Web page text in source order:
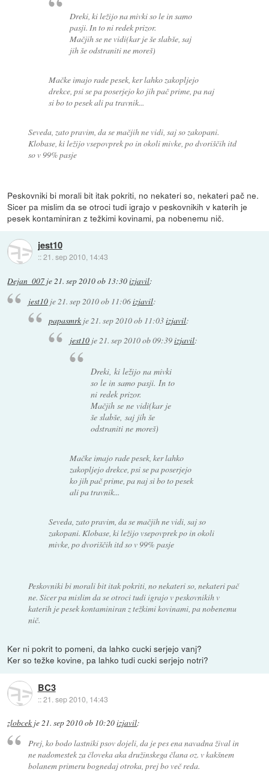
Dreki, ki ležijo na mivki so le in samo
pasji. In to ni redek prizor.
Mačjih se ne vidi(kar je še slabše, saj
jih še odstraniti ne moreš)
Mačke imajo rade pesek, ker lahko zakopljejo
drekce, psi se pa poserjejo ko jih pač prime, pa naj
si bo to pesek ali pa travnik...
Seveda, zato pravim, da se mačjih ne vidi, saj so zakopani.
Klobase, ki ležijo vsepovprek po in okoli mivke, po dvoriščih itd
so v 99% pasje
Peskovniki bi morali bit itak pokriti, no nekateri so, nekateri pač ne.
Sicer pa mislim da se otroci tudi igrajo v peskovnikih v katerih je
pesek kontaminiran z težkimi kovinami, pa nobenemu nič.
jest10
::21. sep 2010, 14:43
Dejan_007 je21. sep 2010 ob 13:30izjavil:
jest10je 21. sep 2010 ob 11:06izjavil:
papasmrk je21. sep 2010 ob 11:03izjavil:
jest10je21. sep 2010 ob 09:39izjavil:
Dreki, ki ležijo na mivki
so le in samo pasji. In to
ni redek prizor.
Mačjih se ne vidi(kar je
še slabše, saj jih še
odstraniti ne moreš)
Mačke imajo rade pesek, ker lahko
zakopljejo drekce, psi se pa poserjejo
ko jih pač prime, pa naj si bo to pesek
ali pa travnik...
Seveda, zato pravim, da se mačjih ne vidi, saj so
zakopani. Klobase, ki ležijo vsepovprek po in okoli
mivke, po dvoriščih itd so v 99% pasje
Peskovniki bi morali bit itak pokriti, no nekateri so, nekateri pač
ne. Sicer pa mislim da se otroci tudi igrajo v peskovnikih v
katerih je pesek kontaminiran z težkimi kovinami, pa nobenemu
nič.
Ker ni pokrit to pomeni, da lahko cucki serjejo vanj?
Ker so težke kovine, pa lahko tudi cucki serjejo notri?
BC3
::21. sep 2010, 14:43
zlobcek je21. sep 2010 ob 10:20izjavil:
Prej, ko bodo lastniki psov dojeli, da je pes ena navadna žival in
ne nadomestek za človeka aka družinskega člana oz. v kakšnem
bolanem primeru bognedaj otroka, prej bo več reda.